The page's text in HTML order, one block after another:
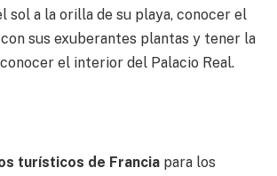
sol a la orilla de su playa, conocer el
sus exuberantes plantas y tener la
el interior del Palacio Real.
turísticos de Francia para los